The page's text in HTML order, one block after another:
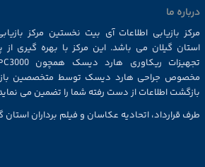
درباره ما
مرکز بازیابی اطلاعات آی بیت نخستین مرکز
استان گیلان می باشد. این مرکز با بهره گیری از
مخصوص جراحی هارد دیسک توسط متخصصین
بازگشت اطلاعات از دست رفته شما را تضمین می
طرف قرارداد، اتحادیه عکاسان و فیلم برداران استان